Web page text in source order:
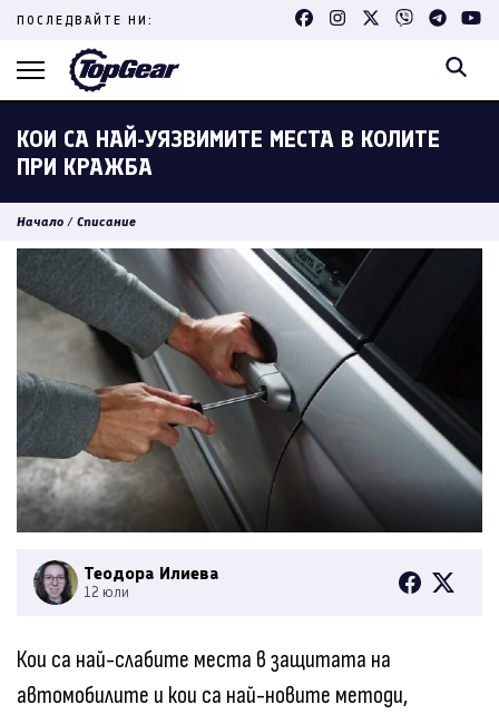
Skip
content
ПОСЛЕДВАЙТЕ НИ:
КОИ СА НАЙ-УЯЗВИМИТЕ МЕСТА В КОЛИТЕ
ПРИ КРАЖБА
Начало / Списание
Теодора Илиева
12 юли
Кои са най-слабите места в защитата на
автомобилите и кои са най-новите методи,